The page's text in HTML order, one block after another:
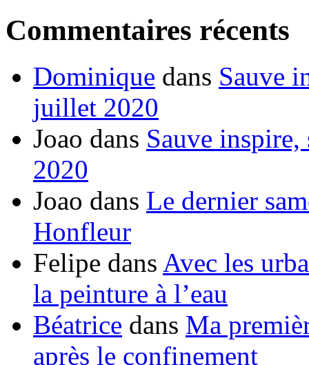
Commentaires récents
Dominique dans Sauve
juillet 2020
Joao dans Sauve
2020
Joao dans Le dernier
Honfleur
Felipe dans Avec les
la peinture à l’eau
Béatrice dans Ma
après le confinement